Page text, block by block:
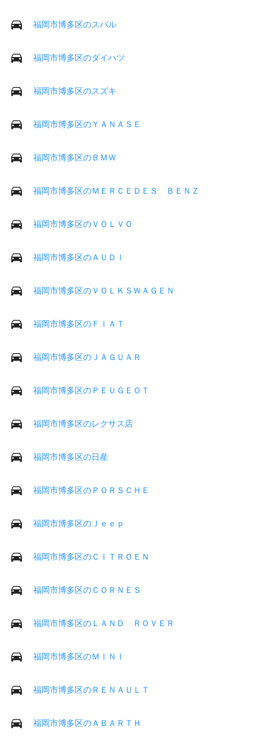
福岡市博多区のスバル
福岡市博多区のダイハツ
福岡市博多区のスズキ
福岡市博多区のＹＡＮＡＳＥ
福岡市博多区のＢＭＷ
福岡市博多区のＭＥＲＣＥＤＥＳ ＢＥＮＺ
福岡市博多区のＶＯＬＶＯ
福岡市博多区のＡＵＤＩ
福岡市博多区のＶＯＬＫＳＷＡＧＥＮ
福岡市博多区のＦＩＡＴ
福岡市博多区のＪＡＧＵＡＲ
福岡市博多区のＰＥＵＧＥＯＴ
福岡市博多区のレクサス店
福岡市博多区の日産
福岡市博多区のＰＯＲＳＣＨＥ
福岡市博多区のＪｅｅｐ
福岡市博多区のＣＩＴＲＯＥＮ
福岡市博多区のＣＯＲＮＥＳ
福岡市博多区のＬＡＮＤ ＲＯＶＥＲ
福岡市博多区のＭＩＮＩ
福岡市博多区のＲＥＮＡＵＬＴ
福岡市博多区のＡＢＡＲＴＨ